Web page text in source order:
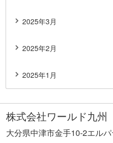
2025年3月
2025年2月
2025年1月
株式会社ワールド九州
大分県中津市金手10-2エル